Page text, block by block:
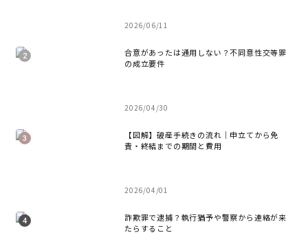
2026/06/11
合意があったは通用しない？不同意性交等罪
の成立要件
2026/04/30
【図解】破産手続きの流れ｜申立てから免
責・終結までの期間と費用
2026/04/01
詐欺罪で逮捕？執行猶予や警察から連絡が来
たらすること